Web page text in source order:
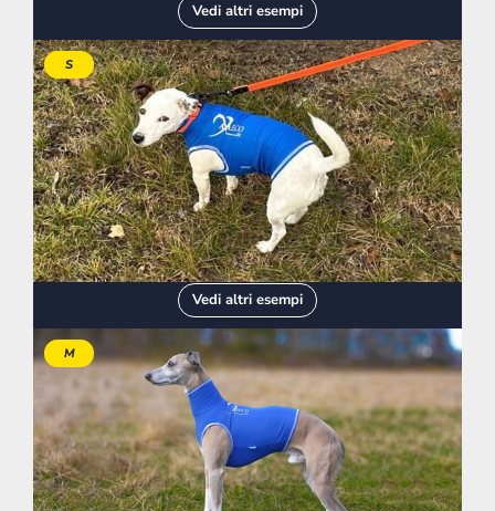
Vedi altri esempi
S
Vedi altri esempi
M